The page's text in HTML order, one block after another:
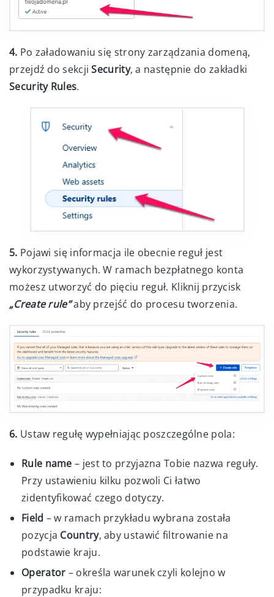
4. Po załadowaniu się strony zarządzania domeną,
przejdź do sekcjiSecurity, a następnie do zakładki
Security Rules.
5. Pojawi się informacja ile obecnie reguł jest
wykorzystywanych. W ramach bezpłatnego konta
możesz utworzyć do pięciu reguł. Kliknij przycisk
„Create rule”aby przejść do procesu tworzenia.
6. Ustaw regułę wypełniając poszczególne pola:
Rule name – jest to przyjazna Tobie nazwa reguły.
Przy ustawieniu kilku pozwoli Ci łatwo
zidentyfikować czego dotyczy.
Field – w ramach przykładu wybrana została
pozycja Country, aby ustawić filtrowanie na
podstawie kraju.
Operator – określa warunek czyli kolejno w
przypadku kraju: